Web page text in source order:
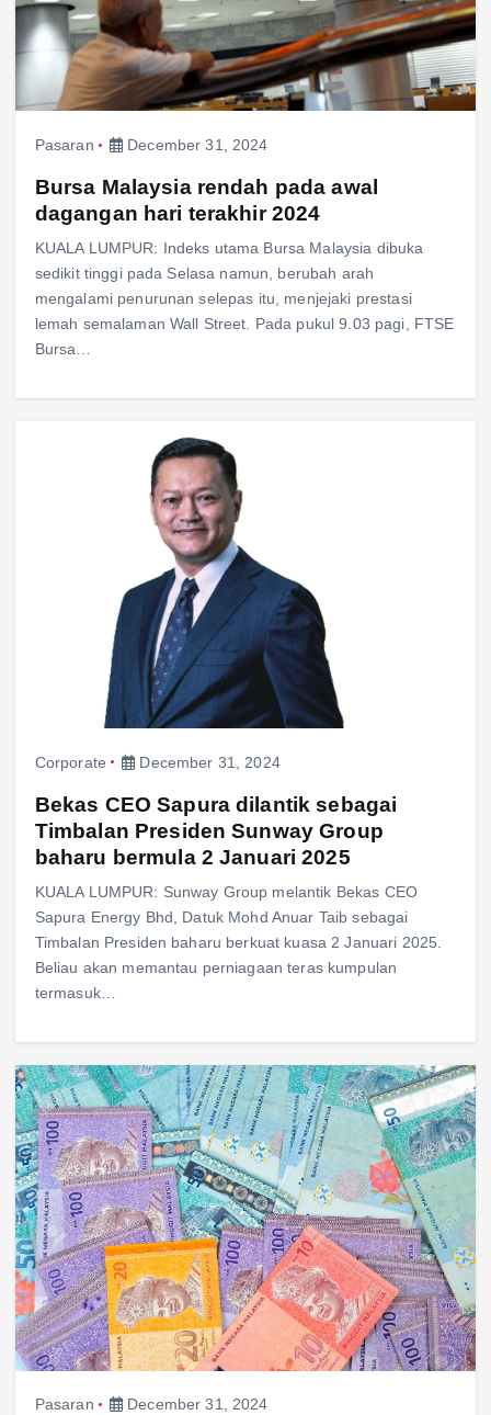
Pasaran December 31, 2024
Bursa Malaysia rendah pada awal
dagangan hari terakhir 2024
KUALA LUMPUR: Indeks utama Bursa Malaysia dibuka
sedikit tinggi pada Selasa namun, berubah arah
mengalami penurunan selepas itu, menjejaki prestasi
lemah semalaman Wall Street. Pada pukul 9.03 pagi, FTSE
Bursa…
Corporate December 31, 2024
Bekas CEO Sapura dilantik sebagai
Timbalan Presiden Sunway Group
baharu bermula 2 Januari 2025
KUALA LUMPUR: Sunway Group melantik Bekas CEO
Sapura Energy Bhd, Datuk Mohd Anuar Taib sebagai
Timbalan Presiden baharu berkuat kuasa 2 Januari 2025.
Beliau akan memantau perniagaan teras kumpulan
termasuk…
Pasaran December 31, 2024